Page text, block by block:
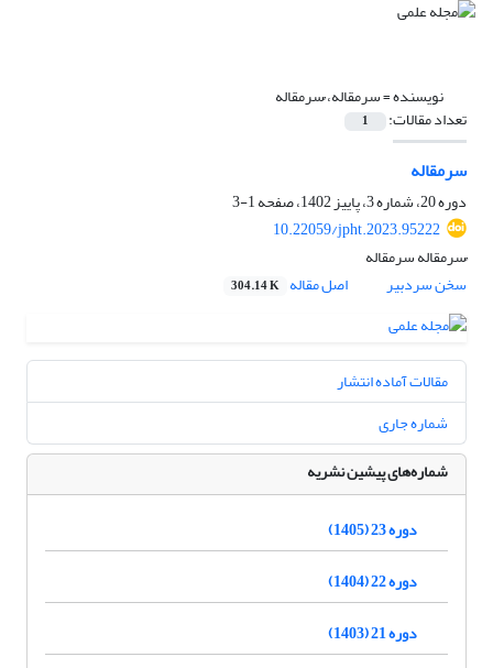
نویسنده =سرمقاله، ُسرمقاله
تعداد مقالات: 1
سرمقاله
دوره 20، شماره 3، پاییز 1402، صفحه
1-3
10.22059/jpht.2023.95222
ُسرمقاله سرمقاله
سخن سردبیر
اصل مقاله 304.14 K
مقالات آماده انتشار
شماره جاری
شماره‌های پیشین نشریه
دوره 23 (1405)
دوره 22 (1404)
دوره 21 (1403)